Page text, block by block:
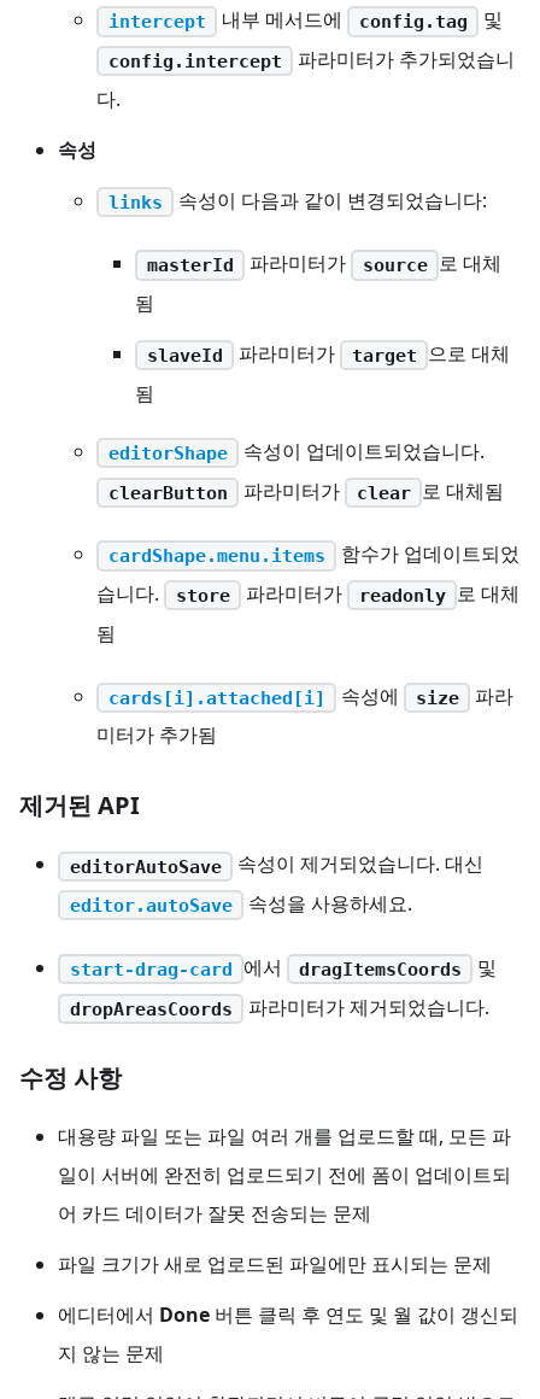
intercept 내부 메서드에 config.tag 및
config.intercept
파라미터가 추가되었습니
다.
속성
links 속성이 다음과 같이 변경되었습니다:
masterId 파라미터가 source 로 대체
됨
slaveId 파라미터가 target
으로 대체
됨
editorShape 속성이 업데이트되었습니다.
clearButton 파라미터가 clear 로 대체됨
cardShape.menu.items
함수가 업데이트되었
습니다.
store 파라미터가 readonly 로 대체
됨
cards[i].attached[i] 속성에 size
파라
미터가 추가됨
제거된 API
editorAutoSave 속성이 제거되었습니다. 대신
editor.autoSave 속성을 사용하세요.
start-drag-card 에서 dragItemsCoords 및
dropAreasCoords 파라미터가 제거되었습니다.
수정 사항
대용량 파일 또는 파일 여러 개를 업로드할 때, 모든 파
일이 서버에 완전히 업로드되기 전에 폼이 업데이트되
어 카드 데이터가 잘못 전송되는 문제
파일 크기가 새로 업로드된 파일에만 표시되는 문제
에디터에서 Done 버튼 클릭 후 연도 및 월 값이 갱신되
지 않는 문제